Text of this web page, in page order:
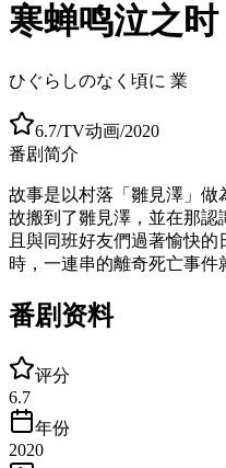
寒蝉鸣泣之时
ひぐらしのなく頃に 業
6.7/TV动画/2020
番剧简介
故事是以村落「雛見澤」做
故搬到了雛見澤，並在那認
且與同班好友們過著愉快
時，一連串的離奇死亡事件
番剧资料
评分
6.7
年份
2020